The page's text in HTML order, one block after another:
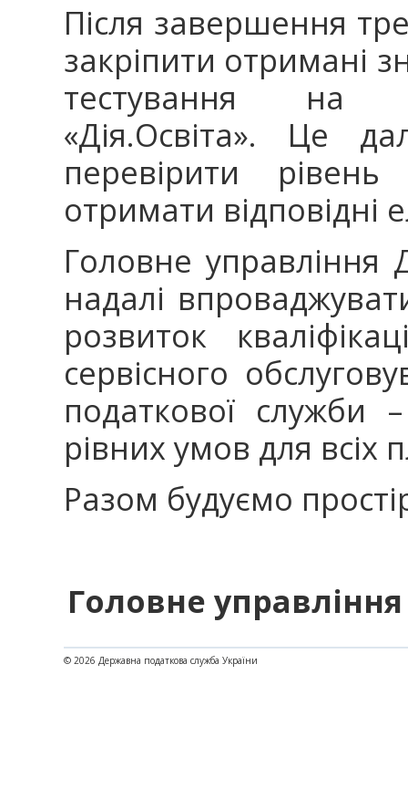
Після завершення
закріпити отримані
тестування на
«Дія.Освіта». Це
перевірити
отримати відповідні
Головне управління
надалі
розвиток
сервісного
податкової служби
рівних умов для всіх
Разом будуємо
Головне
© 2026 Державна податкова служба України